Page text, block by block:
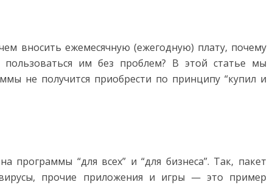
вносить ежемесячную (ежегодную) плату, почему
им без проблем? В этой статье мы
не получится приобрести по принципу “купил и
“для всех” и “для бизнеса”. Так, пакет
прочие приложения и игры — это пример